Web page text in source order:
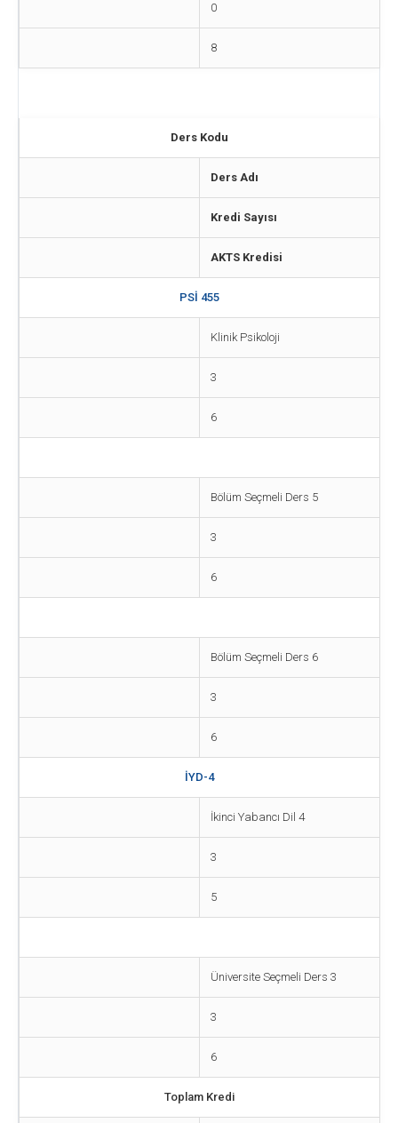
0
8
Ders Kodu
Ders Adı
Kredi Sayısı
AKTS Kredisi
PSİ 455
Klinik Psikoloji
3
6
Bölüm Seçmeli Ders 5
3
6
Bölüm Seçmeli Ders 6
3
6
İYD-4
İkinci Yabancı Dil 4
3
5
Üniversite Seçmeli Ders 3
3
6
Toplam Kredi